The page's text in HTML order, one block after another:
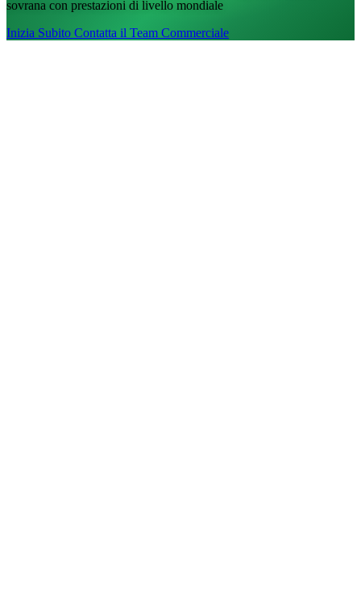
sovrana con prestazioni di livello mondiale
Inizia Subito Contatta il Team Commerciale